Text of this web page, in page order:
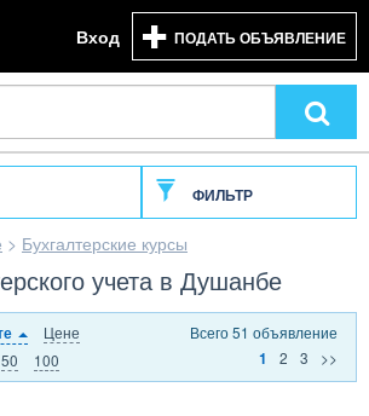
Вход ПОДАТЬ ОБЪЯВЛЕНИЕ
ФИЛЬТР
> Бухгалтерские курсы
учета в Душанбе
Цене
50 100
Всего 51 объявление
1
2 3 >>